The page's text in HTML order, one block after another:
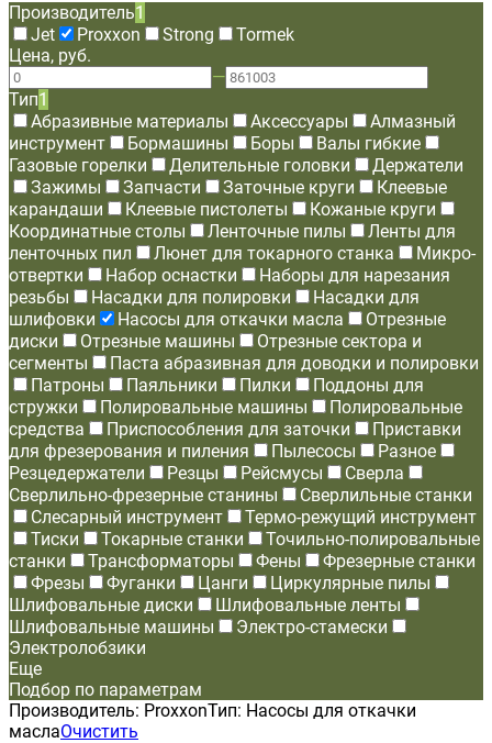
Производитель1
Jet
Proxxon Strong
Tormek
Цена, руб.
—
Тип1
Абразивные материалы
Аксессуары
Алмазный
инструмент
Бормашины Боры
Валы гибкие
Газовые горелки
Делительные головки
Держатели
Зажимы
Запчасти Заточные круги
Клеевые
карандаши
Клеевые пистолеты
Кожаные круги
Координатные столы
Ленточные пилы
Ленты для
ленточных пил
Люнет для токарного станка
Микро-
отвертки
Набор оснастки
Наборы для нарезания
резьбы
Насадки для полировки
Насадки для
шлифовки
Насосы для откачки масла
Отрезные
диски
Отрезные машины
Отрезные сектора и
сегменты
Паста абразивная для доводки и полировки
Патроны
Паяльники Пилки
Поддоны для
стружки
Полировальные машины
Полировальные
средства
Приспособления для заточки
Приставки
для фрезерования и пиления
Пылесосы
Разное
Резцедержатели
Резцы Рейсмусы
Сверла
Сверлильно-фрезерные станины
Сверлильные станки
Слесарный инструмент
Термо-режущий инструмент
Тиски
Токарные станки
Точильно-полировальные
станки
Трансформаторы Фены
Фрезерные станки
Фрезы
Фуганки Цанги
Циркулярные пилы
Шлифовальные диски
Шлифовальные ленты
Шлифовальные машины
Электро-стамески
Электролобзики
Еще
Подбор по параметрам
Производитель: ProxxonТип: Насосы для откачки
маслаОчистить